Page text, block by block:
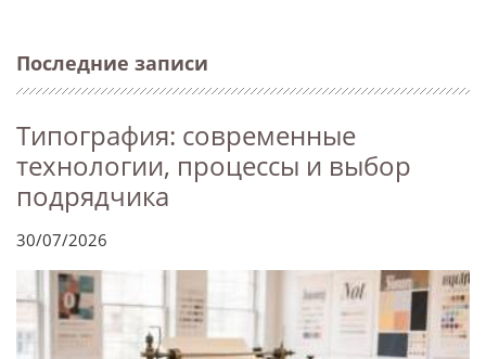
Последние записи
Типография: современные
технологии, процессы и выбор
подрядчика
30/07/2026